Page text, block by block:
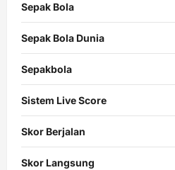
Sepak Bola
Sepak Bola Dunia
Sepakbola
Sistem Live Score
Skor Berjalan
Skor Langsung